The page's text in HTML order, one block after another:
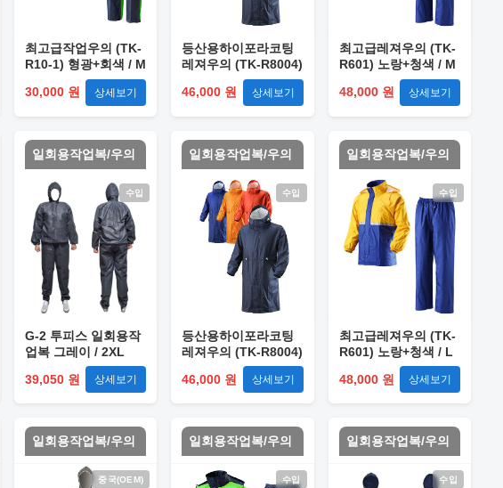
최고급작업우의 (TK-
R10-1) 형광+회색 / M
30,000 원
상세보기
등산용하이포라코팅
레져우의 (TK-R8004)
46,000 원
상세보기
최고급레져우의 (TK-
R601) 노랑+청색 / M
48,000 원
상세보기
일회용작업복/우의
수입
G-2 투피스 일회용작
업복 그레이 / 2XL
(24개입) 할인
39,050 원
상세보기
일회용작업복/우의
수입
등산용하이포라코팅
레져우의 (TK-R8004)
46,000 원
상세보기
일회용작업복/우의
수입
최고급레져우의 (TK-
R601) 노랑+청색 / L
48,000 원
상세보기
일회용작업복/우의
중국(OEM)
일회용작업복/우의
수입
일회용작업복/우의
수입